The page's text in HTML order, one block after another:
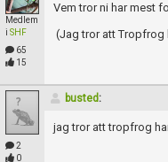
Medlem
i SHF
65
15
Vem tror ni har mest
(Jag tror att
2
0
busted:
jag tror att tropfrog
Lösenord:
Terms of Service